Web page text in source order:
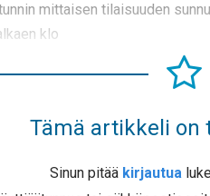
mittaisen tilaisuuden
klo
Tämä artikkeli on
Sinun pitää kirjautua